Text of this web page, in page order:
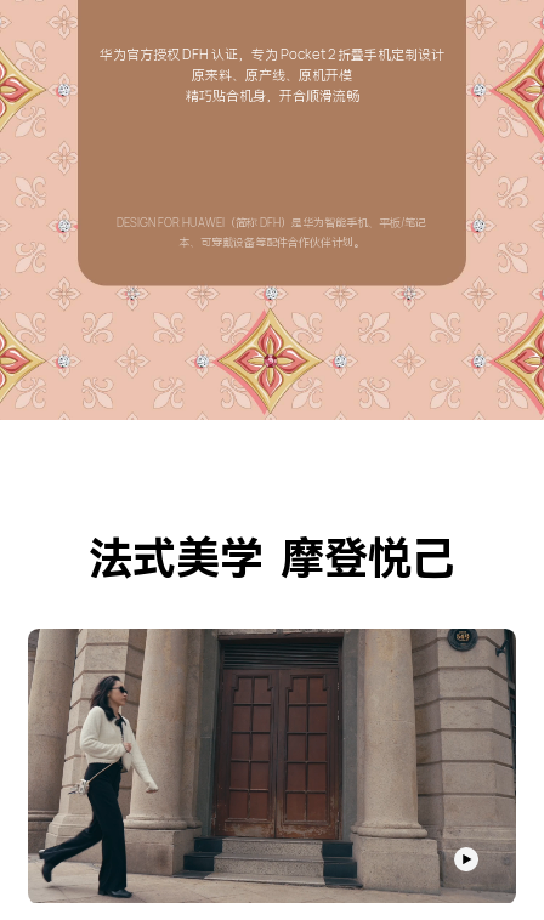
华为官方授权 DFH 认证，专为 Pocket 2 折叠手机定制设计
原来料、原产线、原机开模
精巧贴合机身，开合顺滑流畅
DESIGN FOR HUAWEI（简称 DFH）是华为智能手机、平板/笔记
本、可穿戴设备等配件合作伙伴计划。
法式美学 摩登悦己